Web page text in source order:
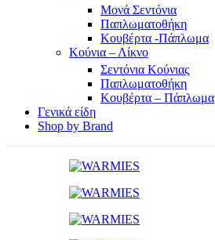
Μονά Σεντόνια
Παπλωματοθήκη
Κουβέρτα -Πάπλωμα
Κούνια – Λίκνο
Σεντόνια Κούνιας
Παπλωματοθήκη
Κουβέρτα – Πάπλωμα
Γενικά είδη
Shop by Brand